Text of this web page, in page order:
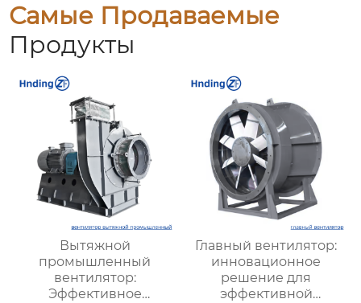
Самые Продаваемые
Продукты
Вытяжной
промышленный
вентилятор:
Эффективное
Главный вентилятор:
инновационное
решение для
эффективной